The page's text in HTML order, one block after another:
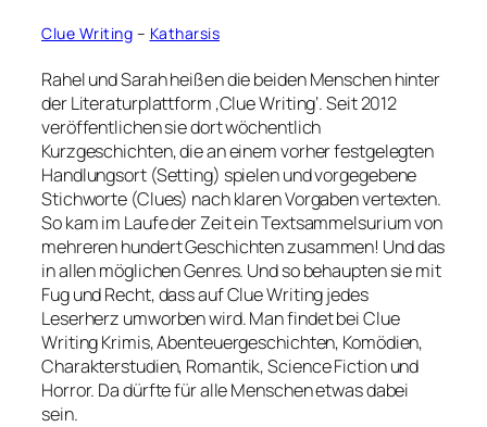
Clue Writing – Katharsis
Rahel und Sarah heißen die beiden Menschen hinter
der Literaturplattform ‚Clue Writing‘. Seit 2012
veröffentlichen sie dort wöchentlich
Kurzgeschichten, die an einem vorher festgelegten
Handlungsort (Setting) spielen und vorgegebene
Stichworte (Clues) nach klaren Vorgaben vertexten.
So kam im Laufe der Zeit ein Textsammelsurium von
mehreren hundert Geschichten zusammen! Und das
in allen möglichen Genres. Und so behaupten sie mit
Fug und Recht, dass auf Clue Writing jedes
Leserherz umworben wird. Man findet bei Clue
Writing Krimis, Abenteuergeschichten, Komödien,
Charakterstudien, Romantik, Science Fiction und
Horror. Da dürfte für alle Menschen etwas dabei
sein.